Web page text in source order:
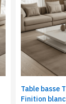
Table basse
Finition